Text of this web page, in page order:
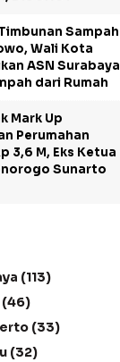
Sampah
Wali Kota
ASN Surabaya
dari Rumah
Mark Up
Perumahan
3,6 M, Eks Ketua
Sunarto
(113)
(46)
(33)
(32)